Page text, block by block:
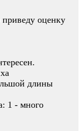
приведу оценку
длины
1 - много